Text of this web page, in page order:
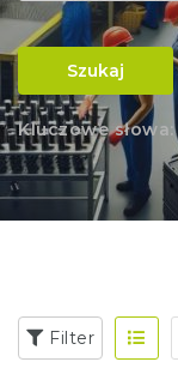
Szukaj
Kluczowe słowa:
Filter